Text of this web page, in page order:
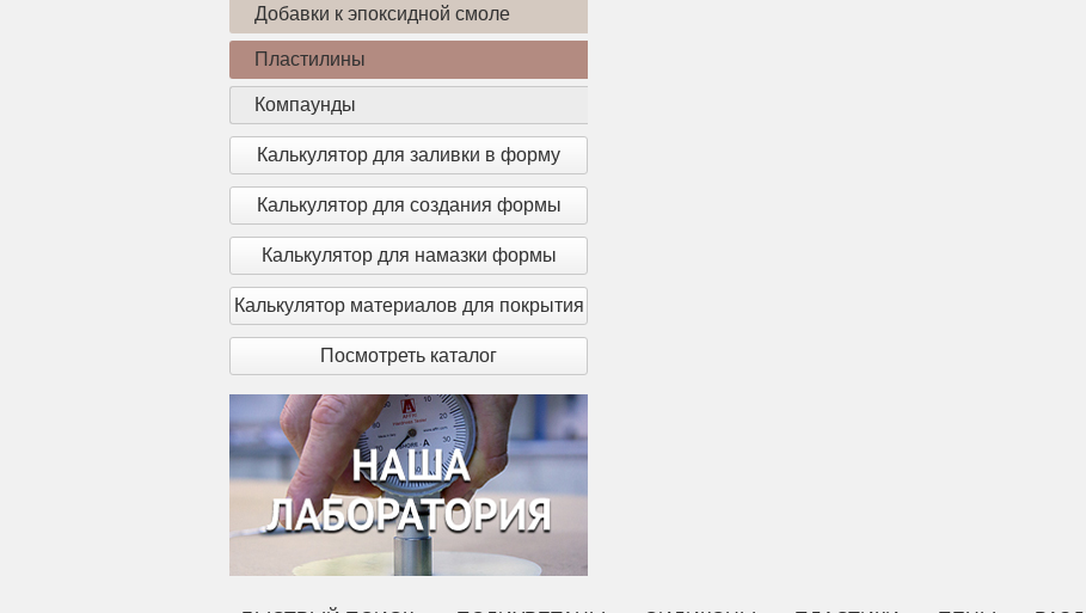
Добавки к эпоксидной смоле
Пластилины
Компаунды
Калькулятор для заливки в форму
Калькулятор для создания формы
Калькулятор для намазки формы
Калькулятор материалов для покрытия
Посмотреть каталог